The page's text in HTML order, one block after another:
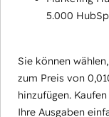
5.000
Sie können
zum Preis von
hinzufügen.
Ihre Ausgaben